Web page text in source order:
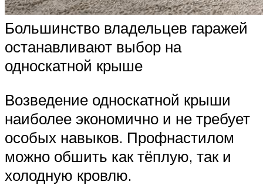
Большинство владельцев гаражей
останавливают выбор на
односкатной крыше
Возведение односкатной крыши
наиболее экономично и не требует
особых навыков. Профнастилом
можно обшить как тёплую, так и
холодную кровлю.